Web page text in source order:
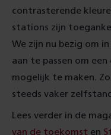
contrasterende
stations zijn
We zijn nu bezig om
aan te passen om
mogelijk te maken.
steeds vaker
Lees verder in de
van de toekomst en